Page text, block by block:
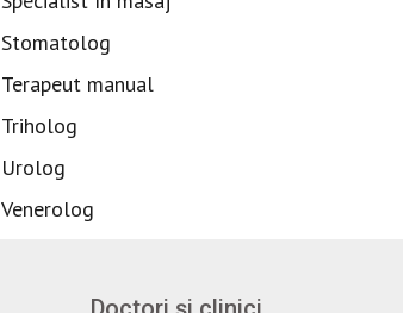
Stomatolog
Terapeut manual
Triholog
Urolog
Venerolog